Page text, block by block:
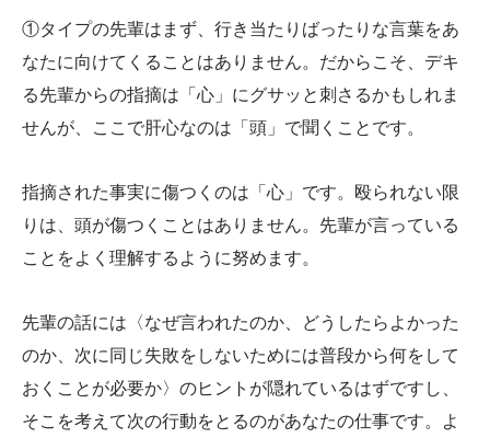
①タイプの先輩はまず、行き当たりばったりな言葉をあ
なたに向けてくることはありません。だからこそ、デキ
る先輩からの指摘は「心」にグサッと刺さるかもしれま
せんが、ここで肝心なのは「頭」で聞くことです。
指摘された事実に傷つくのは「心」です。殴られない限
りは、頭が傷つくことはありません。先輩が言っている
ことをよく理解するように努めます。
先輩の話には〈なぜ言われたのか、どうしたらよかった
のか、次に同じ失敗をしないためには普段から何をして
おくことが必要か〉のヒントが隠れているはずですし、
そこを考えて次の行動をとるのがあなたの仕事です。よ